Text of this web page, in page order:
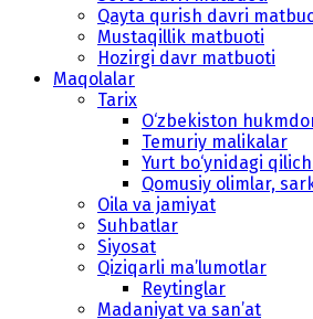
Qayta qurish davri
Mustaqillik matbuoti
Hozirgi davr matbuoti
Maqolalar
Tarix
O‘zbekiston
Temuriy malikalar
Yurt bo‘ynidagi
Qomusiy olimlar,
Oila va jamiyat
Suhbatlar
Siyosat
Qiziqarli ma’lumotlar
Reytinglar
Madaniyat va san’at